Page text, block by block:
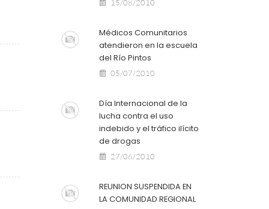
15/08/2010
Médicos Comunitarios
atendieron en la escuela
del Río Pintos
05/07/2010
Día Internacional de la
lucha contra el uso
indebido y el tráfico ilícito
de drogas
27/06/2010
REUNION SUSPENDIDA EN
LA COMUNIDAD REGIONAL